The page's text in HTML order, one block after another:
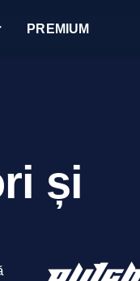
PREMIUM
și